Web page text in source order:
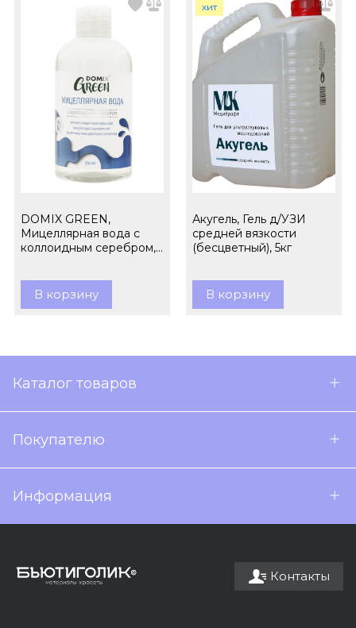
DOMIX GREEN,
Мицеллярная вода с
коллоидным серебром,
В корзину
хит
Акугель, Гель д/УЗИ
средней вязкости
(бесцветный), 5кг
В корзину
Каталог товаров
Покупателю
Информация
Контакты